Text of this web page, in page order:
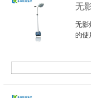
无
无影
的使
疗